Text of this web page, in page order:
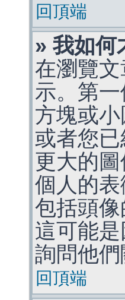
回頂端
» 我如何
在瀏覽
示。第
方塊或
或者您
更大的
個人的
包括頭
這可能
詢問他們
回頂端